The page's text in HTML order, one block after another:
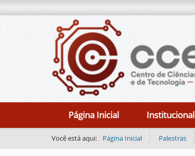
Página Inicial Institucional
Você está aqui: Página Inicial Palestras